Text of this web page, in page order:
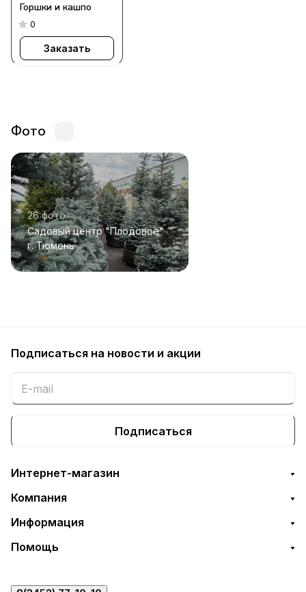
Горшки и кашпо
0
Заказать
Фото
26 фото
Садовый центр "Плодовое"
г. Тюмень
Подписаться на новости и акции
Подписаться
Интернет-магазин
Компания
Информация
Помощь